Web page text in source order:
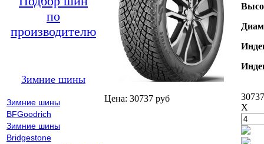
по
производителю
Зимние шины
Зимние шины
BFGoodrich
Зимние шины
Bridgestone
Цена: 30737 руб
X